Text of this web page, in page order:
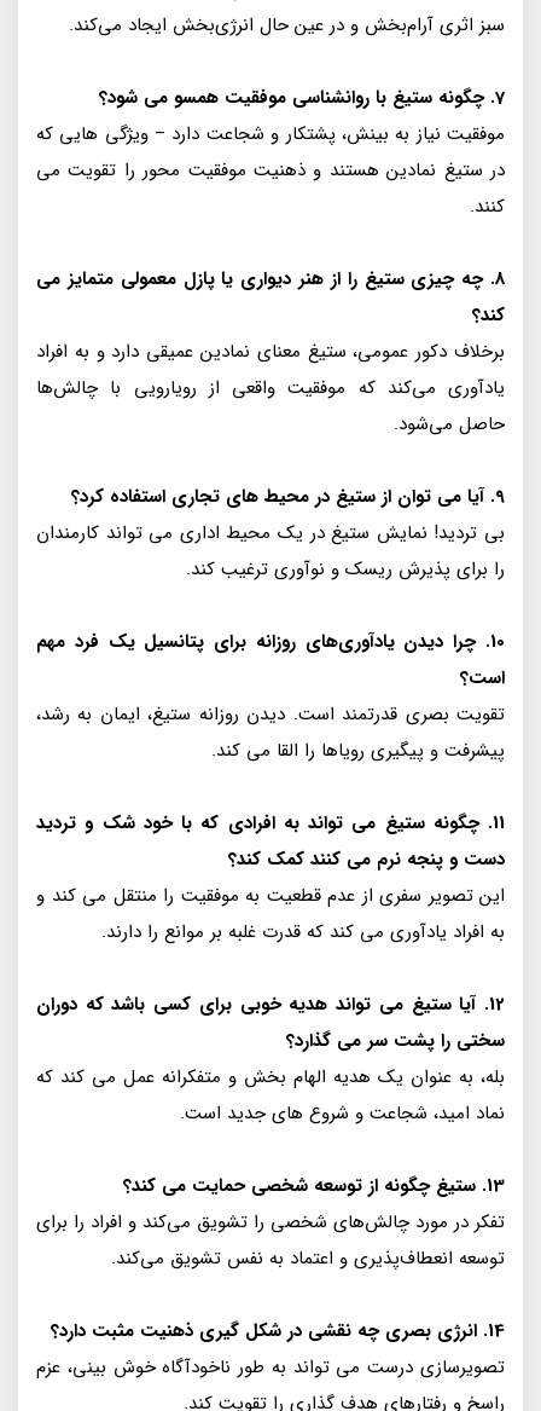
سبز اثری آرام‌بخش و در عین حال انرژی‌بخش ایجاد می‌کند.
7. چگونه ستیغ با روانشناسی موفقیت همسو می شود؟
موفقیت نیاز به بینش، پشتکار و شجاعت دارد – ویژگی هایی که
در ستیغ نمادین هستند و ذهنیت موفقیت محور را تقویت می
کنند.
8. چه چیزی ستیغ را از هنر دیواری یا پازل معمولی متمایز می
کند؟
برخلاف دکور عمومی، ستیغ معنای نمادین عمیقی دارد و به افراد
یادآوری می‌کند که موفقیت واقعی از رویارویی با چالش‌ها
حاصل می‌شود.
9. آیا می توان از ستیغ در محیط های تجاری استفاده کرد؟
بی تردید! نمایش ستیغ در یک محیط اداری می تواند کارمندان
را برای پذیرش ریسک و نوآوری ترغیب کند.
10. چرا دیدن یادآوری‌های روزانه برای پتانسیل یک فرد مهم
است؟
تقویت بصری قدرتمند است. دیدن روزانه ستیغ، ایمان به رشد،
پیشرفت و پیگیری رویاها را القا می کند.
11. چگونه ستیغ می تواند به افرادی که با خود شک و تردید
دست و پنجه نرم می کنند کمک کند؟
این تصویر سفری از عدم قطعیت به موفقیت را منتقل می کند و
به افراد یادآوری می کند که قدرت غلبه بر موانع را دارند.
12. آیا ستیغ می تواند هدیه خوبی برای کسی باشد که دوران
سختی را پشت سر می گذارد؟
بله، به عنوان یک هدیه الهام بخش و متفکرانه عمل می کند که
نماد امید، شجاعت و شروع های جدید است.
13. ستیغ چگونه از توسعه شخصی حمایت می کند؟
تفکر در مورد چالش‌های شخصی را تشویق می‌کند و افراد را برای
توسعه انعطاف‌پذیری و اعتماد به نفس تشویق می‌کند.
14. انرژی بصری چه نقشی در شکل گیری ذهنیت مثبت دارد؟
تصویرسازی درست می تواند به طور ناخودآگاه خوش بینی، عزم
راسخ و رفتارهای هدف گذاری را تقویت کند.